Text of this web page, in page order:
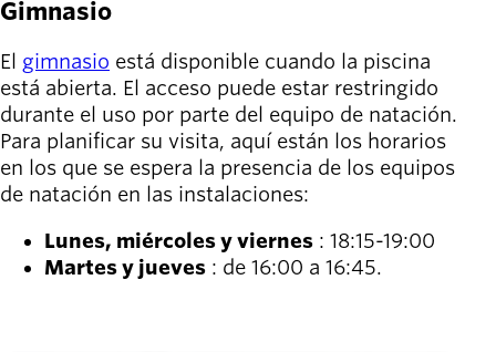
Gimnasio
El gimnasio está disponible cuando la piscina
está abierta. El acceso puede estar restringido
durante el uso por parte del equipo de natación.
Para planificar su visita, aquí están los horarios
en los que se espera la presencia de los equipos
de natación en las instalaciones:
Lunes, miércoles y viernes : 18:15-19:00
Martes y jueves : de 16:00 a 16:45.